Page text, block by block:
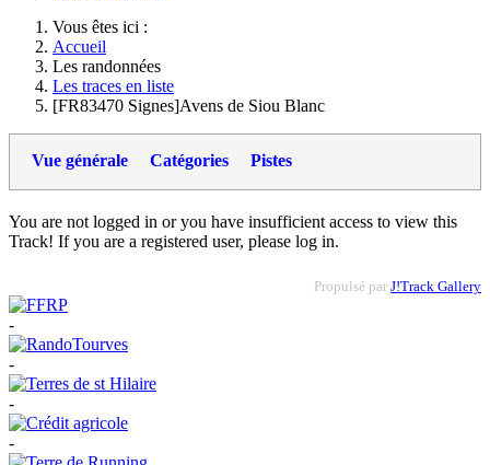
Vous êtes ici :
Accueil
Les randonnées
Les traces en liste
[FR83470 Signes]Avens de Siou Blanc
Vue générale Catégories Pistes
You are not logged in or you have insufficient access to view this
Track! If you are a registered user, please log in.
Propulsé par J!Track Gallery
-
-
-
-